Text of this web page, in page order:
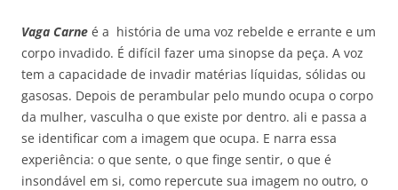
Vaga Carne é a história de uma voz rebelde e errante e um
corpo invadido. É difícil fazer uma sinopse da peça. A voz
tem a capacidade de invadir matérias líquidas, sólidas ou
gasosas. Depois de perambular pelo mundo ocupa o corpo
da mulher, vasculha o que existe por dentro. ali e passa a
se identificar com a imagem que ocupa. E narra essa
experiência: o que sente, o que finge sentir, o que é
insondável em si, como repercute sua imagem no outro, o